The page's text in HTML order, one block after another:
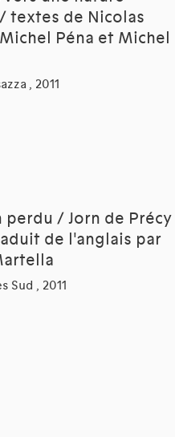
textes de Nicolas
Péna et Michel
, 2011
perdu / Jorn de Précy
de l'anglais par
Sud , 2011